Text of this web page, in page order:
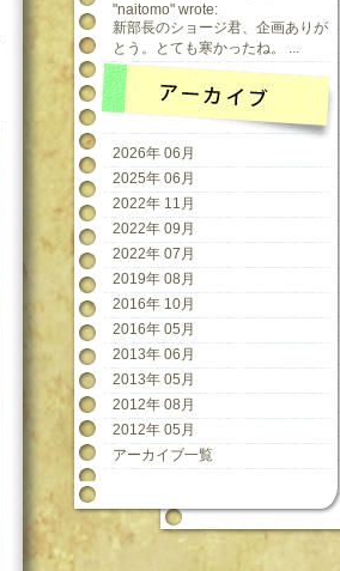
"naitomo" wrote:
新部長のショージ君、企画ありが
とう。とても寒かったね。 ...
2026年 06月
2025年 06月
2022年 11月
2022年 09月
2022年 07月
2019年 08月
2016年 10月
2016年 05月
2013年 06月
2013年 05月
2012年 08月
2012年 05月
アーカイブ一覧